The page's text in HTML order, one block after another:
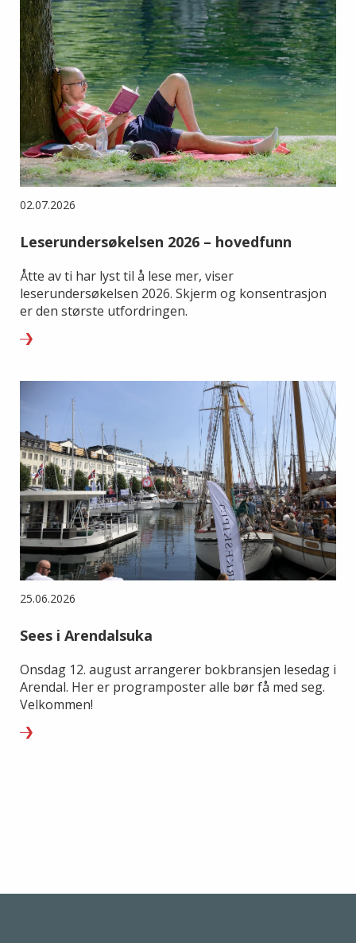
02.07.2026
Leserundersøkelsen 2026 – hovedfunn
Åtte av ti har lyst til å lese mer, viser
leserundersøkelsen 2026. Skjerm og konsentrasjon
er den største utfordringen.
25.06.2026
Sees i Arendalsuka
Onsdag 12. august arrangerer bokbransjen lesedag i
Arendal. Her er programposter alle bør få med seg.
Velkommen!